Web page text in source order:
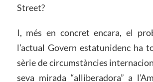
Street?
I, més en concret encara, el
l’actual Govern estatunidenc ha
sèrie de circumstàncies
seva mirada “alliberadora” a